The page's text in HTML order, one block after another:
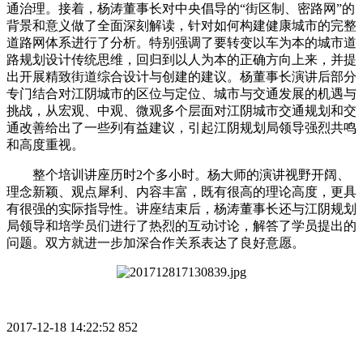
通治理。接着，杨涛董事长对中央倡导的“街区制、密路网”的
背景和意义做了全面深刻解读，针对如何构建健康城市的完整
道路网体系进行了分析。特别强调了要转变以车为本的城市道
路规划设计传统思维，回归到以人为本的正确方向上来，并提
出开展精致街道综合设计与创建的建议。杨董事长演讲后部分
专门结合对江阴城市的区位与定位、城市与交通发展的机遇与
挑战，从宏观、中观、微观多个层面对江阴城市交通规划和交
通改善给出了一些列有益建议，引起江阴规划局领导强烈共鸣
和高度重视。
整个培训讲座历时2个多小时。杨大师的演讲视野开阔、
理念新颖、观点犀利、内容丰富，既有很高的理论高度，更具
有很强的实际指导性。讲座结束后，杨涛董事长还与江阴规划
局领导和培学员们进行了热烈的互动讨论，解答了学员提出的
问题。双方就进一步加深合作关系表达了良好意愿。
2017-12-18 14:22:52 852